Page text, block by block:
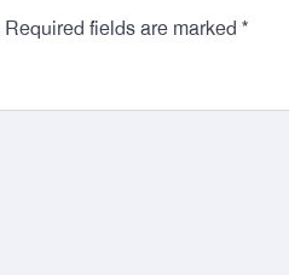
Required fields are marked *